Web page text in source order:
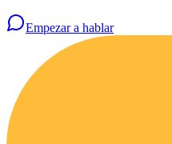
Empezar a hablar